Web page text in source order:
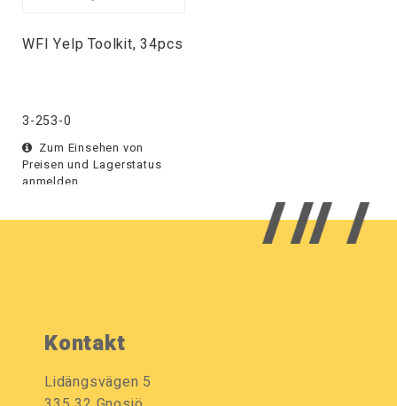
WFI Yelp Toolkit, 34pcs
3-253-0
Zum Einsehen von
Preisen und Lagerstatus
anmelden.
Kontakt
Lidängsvägen 5